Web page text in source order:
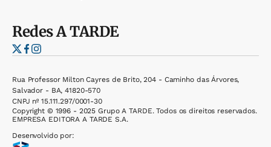
RedesA TARDE
Rua Professor Milton Cayres de Brito, 204 - Caminho das Árvores,
Salvador - BA, 41820-570
CNPJ nº 15.111.297/0001-30
Copyright © 1996 - 2025 Grupo A TARDE. Todos os direitos reservados.
EMPRESA EDITORA A TARDE S.A.
Desenvolvido por: